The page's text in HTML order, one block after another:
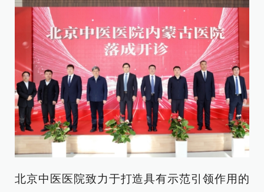
北京中医医院致力于打造具有示范引领作用的